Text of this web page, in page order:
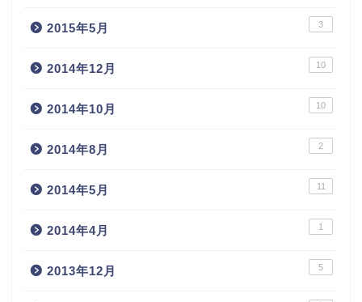
2015年5月 3
2014年12月 10
2014年10月 10
2014年8月 2
2014年5月 11
2014年4月 1
2013年12月 5